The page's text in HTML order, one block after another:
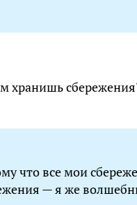
хранишь
что все мои
— я же